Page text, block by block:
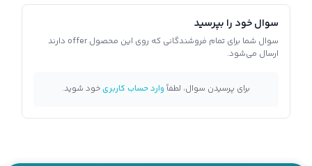
سوال خود را بپرسید
سوال شما برای تمام فروشندگانی که روی این محصول offer دارند
ارسال می‌شود.
برای پرسیدن سوال، لطفاًوارد حساب کاربریخود شوید.